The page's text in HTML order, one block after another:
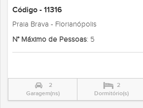
Código - 11316
Praia Brava - Florianópolis
N° Máximo de Pessoas: 5
2
Garagem(ns)
2
Dormitório(s)